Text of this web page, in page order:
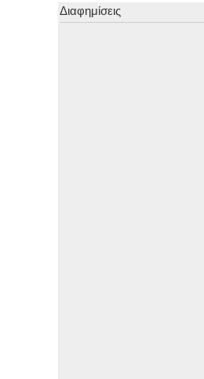
Διαφημίσεις